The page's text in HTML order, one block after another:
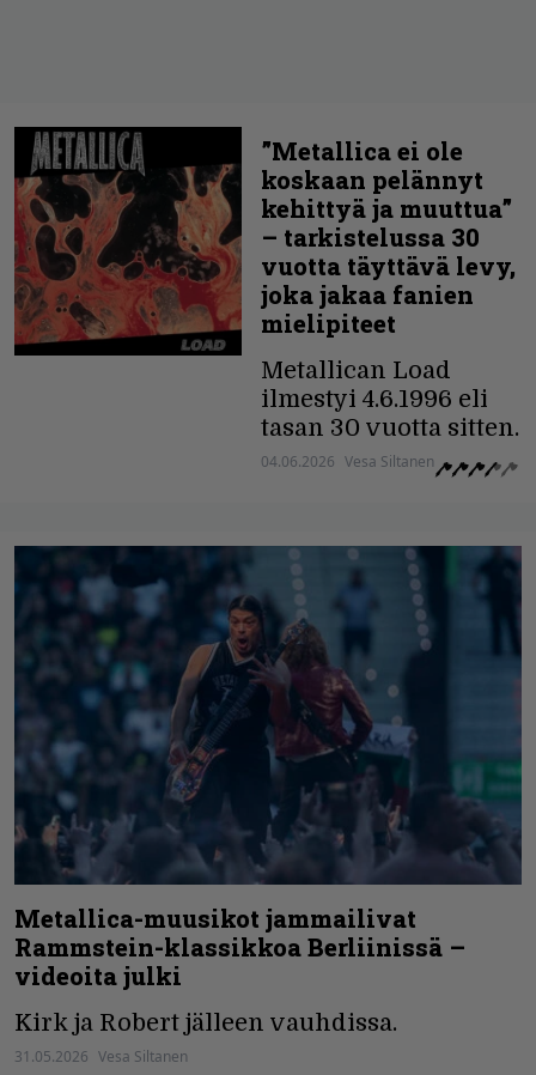
”Metallica ei ole
koskaan pelännyt
kehittyä ja muuttua”
– tarkistelussa 30
vuotta täyttävä levy,
joka jakaa fanien
mielipiteet
Metallican Load
ilmestyi 4.6.1996 eli
tasan 30 vuotta sitten.
04.06.2026 Vesa Siltanen
Metallica-muusikot jammailivat
Rammstein-klassikkoa Berliinissä –
videoita julki
Kirk ja Robert jälleen vauhdissa.
31.05.2026 Vesa Siltanen